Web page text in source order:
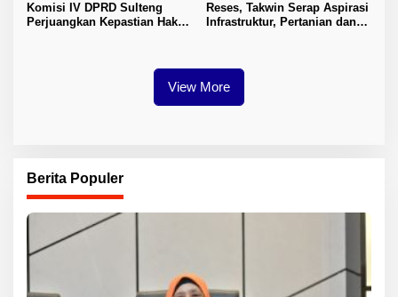
Komisi IV DPRD Sulteng
Perjuangkan Kepastian Hak
Reses, Takwin Serap Aspirasi
Infrastruktur, Pertanian dan
View More
Berita Populer